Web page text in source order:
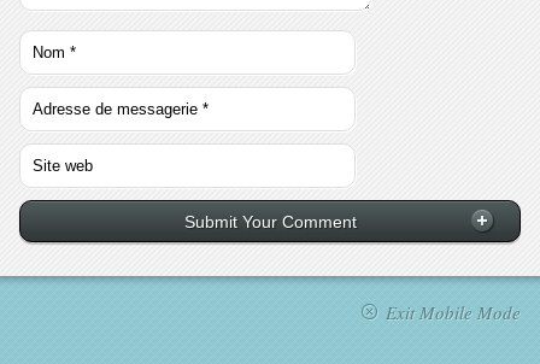
Exit Mobile Mode